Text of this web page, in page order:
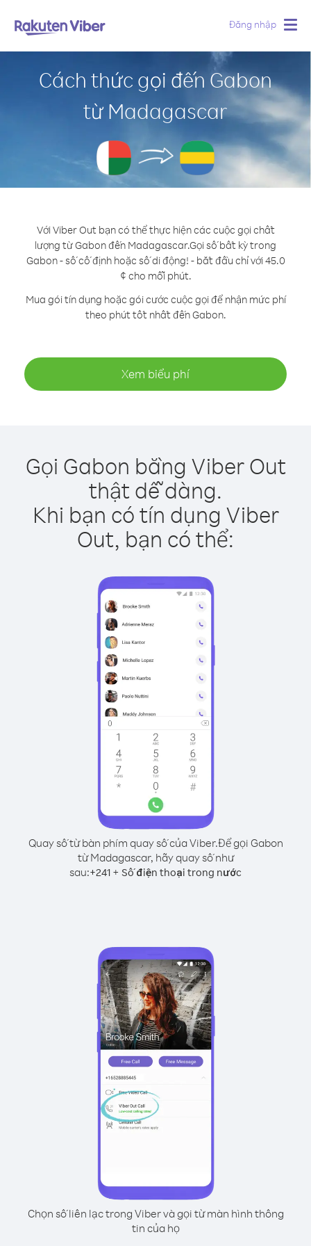
Đăng nhập
Cách thức gọi đến Gabon
từ Madagascar
Với Viber Out bạn có thể thực hiện các cuộc gọi chất
lượng từ Gabon đến Madagascar.Gọi số bất kỳ trong
Gabon - số cố định hoặc số di động! - bắt đầu chỉ với 45.0
¢ cho mỗi phút.
Mua gói tín dụng hoặc gói cước cuộc gọi để nhận mức phí
theo phút tốt nhất đến Gabon.
Xem biểu phí
Gọi Gabon bằng Viber Out
thật dễ dàng.
Khi bạn có tín dụng Viber
Out, bạn có thể:
Quay số từ bàn phím quay số của Viber.Để gọi Gabon
từ Madagascar, hãy quay số như
sau:+241 + Số điện thoại trong nước
Chọn số liên lạc trong Viber và gọi từ màn hình thông
tin của họ